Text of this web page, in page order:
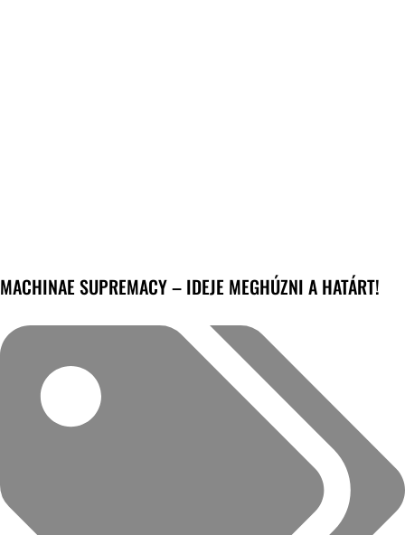
MACHINAE SUPREMACY – IDEJE MEGHÚZNI A HATÁRT!